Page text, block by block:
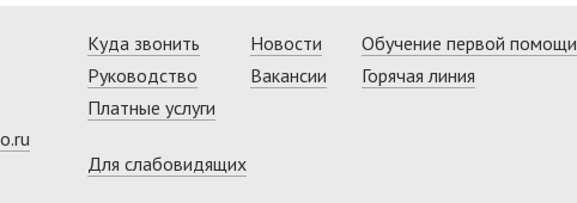
Куда звонить
Руководство
Платные услуги
Новости
Вакансии
Обучение первой помощи
Горячая линия
Для слабовидящих